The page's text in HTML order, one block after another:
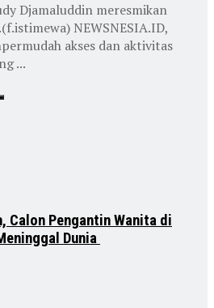
Djamaluddin meresmikan
NEWSNESIA.ID,
akses dan aktivitas
...
Calon Pengantin Wanita di
Dunia